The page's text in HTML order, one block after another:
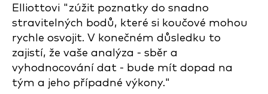
Elliottovi "zúžit poznatky do snadno
stravitelných bodů, které si koučové mohou
rychle osvojit. V konečném důsledku to
zajistí, že vaše analýza - sběr a
vyhodnocování dat - bude mít dopad na
tým a jeho případné výkony."